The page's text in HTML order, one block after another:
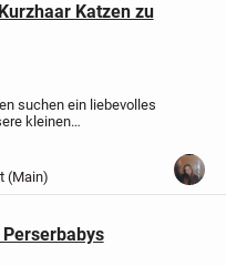
Katzen zu
suchen ein liebevolles
kleinen
sind am 03.05.2026
Zuhause
🩷 Alle sind...
(Main)